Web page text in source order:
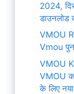
2024,
डाउनलोड
VMOU
Vmou
VMOU
VMOU
के लिए